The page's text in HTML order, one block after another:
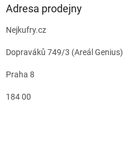
Adresa prodejny
Nejkufry.cz
Dopraváků 749/3 (Areál Genius)
Praha 8
184 00